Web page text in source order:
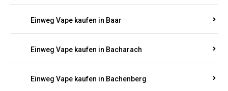
Einweg Vape kaufen in Baar
Einweg Vape kaufen in Bacharach
Einweg Vape kaufen in Bachenberg